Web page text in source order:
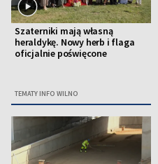
Szaterniki mają własną
heraldykę. Nowy herb i flaga
oficjalnie poświęcone
TEMATY INFO WILNO